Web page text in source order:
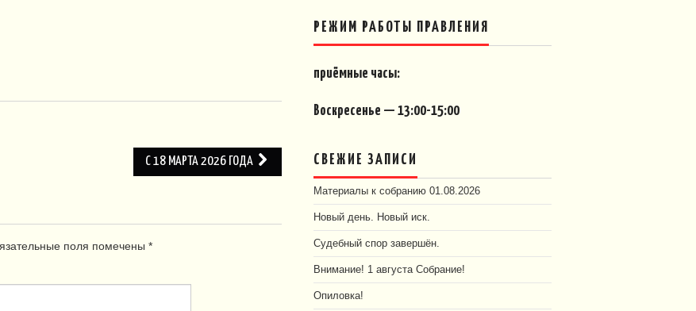
С 18 МАРТА 2026 ГОДА
поля помечены *
РЕЖИМ РАБОТЫ ПРАВЛЕНИЯ
приёмные часы:
Воскресенье — 13:00-15:00
СВЕЖИЕ ЗАПИСИ
Материалы к собранию 01.08.2026
Новый день. Новый иск.
Судебный спор завершён.
Внимание! 1 августа Собрание!
Опиловка!